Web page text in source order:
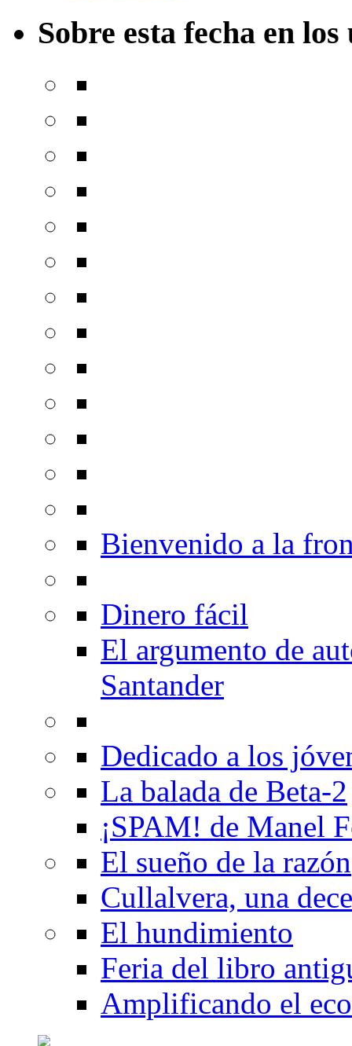
Sobre esta fecha en
Bienvenido a la
Dinero fácil
El argumento de
Santander
Dedicado a los
La balada de Beta-2
¡SPAM! de Manel
El sueño de la razón
Cullalvera, una
El hundimiento
Feria del libro
Amplificando el